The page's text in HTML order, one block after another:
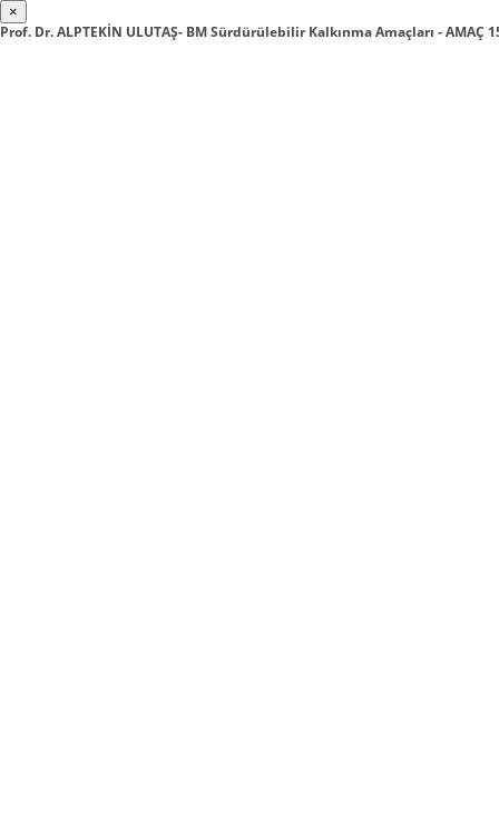
×
Prof. Dr. ALPTEKİN ULUTAŞ- BM Sürdürülebilir Kalkınma Amaçları - AMAÇ